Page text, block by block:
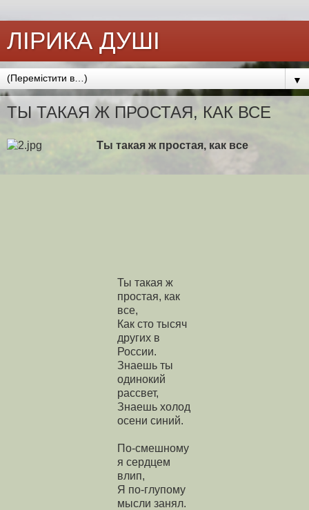
ЛІРИКА ДУШІ
▼
ТЫ ТАКАЯ Ж ПРОСТАЯ, КАК ВСЕ
Ты такая ж простая, как все
Ты такая ж
простая, как
все,
Как сто тысяч
других в
России.
Знаешь ты
одинокий
рассвет,
Знаешь холод
осени синий.
По-смешному
я сердцем
влип,
Я по-глупому
мысли занял.